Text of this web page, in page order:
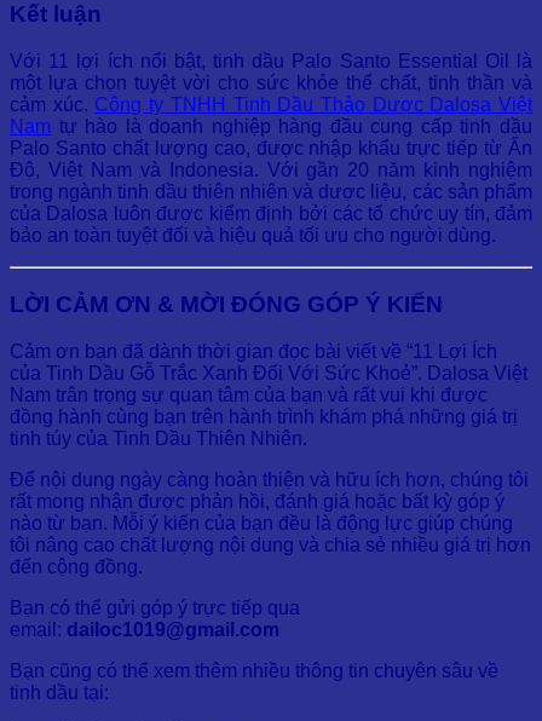
Kết luận
Với 11 lợi ích nổi bật, tinh dầu Palo Santo Essential Oil là
một lựa chọn tuyệt vời cho sức khỏe thể chất, tinh thần và
cảm xúc. Công ty TNHH Tinh Dầu Thảo Dược Dalosa Việt
Nam tự hào là doanh nghiệp hàng đầu cung cấp tinh dầu
Palo Santo chất lượng cao, được nhập khẩu trực tiếp từ Ấn
Độ, Việt Nam và Indonesia. Với gần 20 năm kinh nghiệm
trong ngành tinh dầu thiên nhiên và dược liệu, các sản phẩm
của Dalosa luôn được kiểm định bởi các tổ chức uy tín, đảm
bảo an toàn tuyệt đối và hiệu quả tối ưu cho người dùng.
LỜI CẢM ƠN & MỜI ĐÓNG GÓP Ý KIẾN
Cảm ơn bạn đã dành thời gian đọc bài viết về “11 Lợi Ích
của Tinh Dầu Gỗ Trắc Xanh Đối Với Sức Khoẻ”. Dalosa Việt
Nam trân trọng sự quan tâm của bạn và rất vui khi được
đồng hành cùng bạn trên hành trình khám phá những giá trị
tinh túy của Tinh Dầu Thiên Nhiên.
Để nội dung ngày càng hoàn thiện và hữu ích hơn, chúng tôi
rất mong nhận được phản hồi, đánh giá hoặc bất kỳ góp ý
nào từ bạn. Mỗi ý kiến của bạn đều là động lực giúp chúng
tôi nâng cao chất lượng nội dung và chia sẻ nhiều giá trị hơn
đến cộng đồng.
Bạn có thể gửi góp ý trực tiếp qua
email: dailoc1019@gmail.com
Bạn cũng có thể xem thêm nhiều thông tin chuyên sâu về
tinh dầu tại: